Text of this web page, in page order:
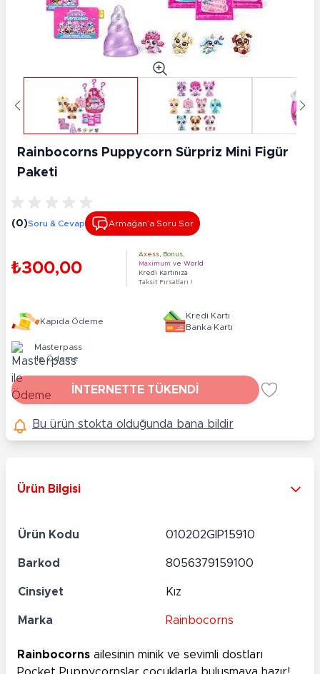
Rainbocorns Puppycorn Sürpriz Mini Figür
Paketi
(0)Soru & Cevap Armağan’a Soru Sor
₺300,00
Axess Bonus
Maximum ve World
Kredi Kartınıza
Taksit Fırsatları !
Kapıda Ödeme
Kredi Kartı
Banka Kartı
Masterpass
ile Ödeme
İNTERNETTE TÜKENDİ
Bu ürün stokta olduğunda bana bildir
Ürün Bilgisi
Ürün Kodu 010202GIP15910
Barkod 8056379159100
Cinsiyet Kız
Marka Rainbocorns
Rainbocorns ailesinin minik ve sevimli dostları
Pocket Puppycornslar çocuklarla buluşmaya hazır!